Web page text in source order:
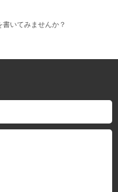
いてみませんか？